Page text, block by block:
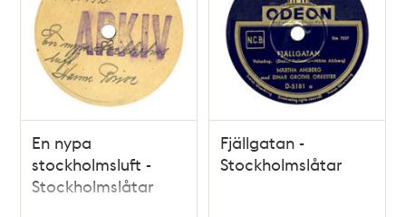
En nypa
stockholmsluft -
Stockholmslåtar
Fjällgatan -
Stockholmslåtar